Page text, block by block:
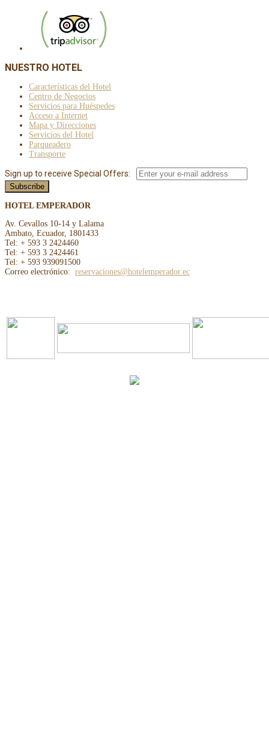
NUESTRO HOTEL
Características del Hotel
Centro de Negocios
Servicios para Huéspedes
Acceso a Internet
Mapa y Direcciones
Servicios del Hotel
Parqueadero
Transporte
Sign up to receive Special Offers:
HOTEL EMPERADOR
Av. Cevallos 10-14 y Lalama
Ambato, Ecuador, 1801433
Tel: + 593 3 2424460
Tel: + 593 3 2424461
Tel: + 593 939091500
Correo electrónico: reservaciones@hotelemperador.ec